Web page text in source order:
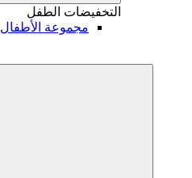
التخفيضات الطفل
مجموعة الأطفال